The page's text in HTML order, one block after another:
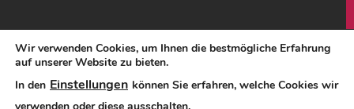
Wir verwenden Cookies, um Ihnen die bestmögliche Erfahrung
auf unserer Website zu bieten.
In den Einstellungen können Sie erfahren, welche Cookies wir